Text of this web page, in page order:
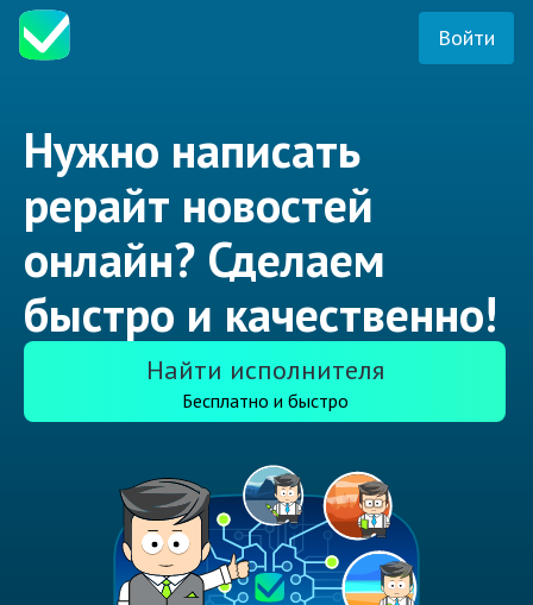
Войти
Нужно написать
рерайт новостей
онлайн? Сделаем
быстро и качественно!
Найти исполнителя
Бесплатно и быстро